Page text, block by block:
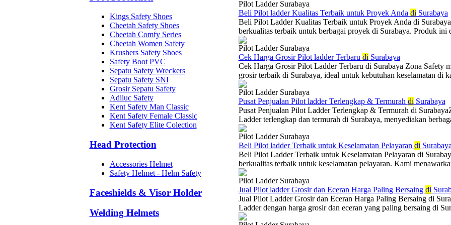
Kings Safety Shoes
Cheetah Safety Shoes
Cheetah Comfy Series
Cheetah Women Safety
Krushers Safety Shoes
Safety Boot PVC
Sepatu Safety Wreckers
Sepatu Safety SNI
Grosir Sepatu Safety
Adiluc Safety
Kent Safety Man Classic
Kent Safety Female Classic
Kent Safety Elite Colection
Head Protection
Accessories Helmet
Safety Helmet - Helm Safety
Faceshields & Visor Holder
Welding Helmets
Pilot Ladder Surabaya
Beli Pilot ladder Kualitas Terbaik untuk Proyek Anda di Surabaya
Beli Pilot Ladder Kualitas Terbaik untuk Proyek Anda di
berkualitas terbaik untuk berbagai proyek di Surabaya. Produk ini
Pilot Ladder Surabaya
Cek Harga Grosir Pilot ladder Terbaru di Surabaya
Cek Harga Grosir Pilot Ladder Terbaru di Surabaya Zona Safety
grosir terbaik di Surabaya, ideal untuk kebutuhan keselamatan di
Pilot Ladder Surabaya
Pusat Penjualan Pilot ladder Terlengkap & Termurah di Surabaya
Pusat Penjualan Pilot Ladder Terlengkap & Termurah di
Ladder terlengkap dan termurah di Surabaya, menyediakan
Pilot Ladder Surabaya
Beli Pilot ladder Terbaik untuk Keselamatan Pelayaran di
Beli Pilot Ladder Terbaik untuk Keselamatan Pelayaran di
berkualitas terbaik untuk keselamatan pelayaran. Kami
Pilot Ladder Surabaya
Jual Pilot ladder Grosir dan Eceran Harga Paling Bersaing di
Jual Pilot Ladder Grosir dan Eceran Harga Paling Bersaing di
Ladder dengan harga grosir dan eceran yang paling bersaing di